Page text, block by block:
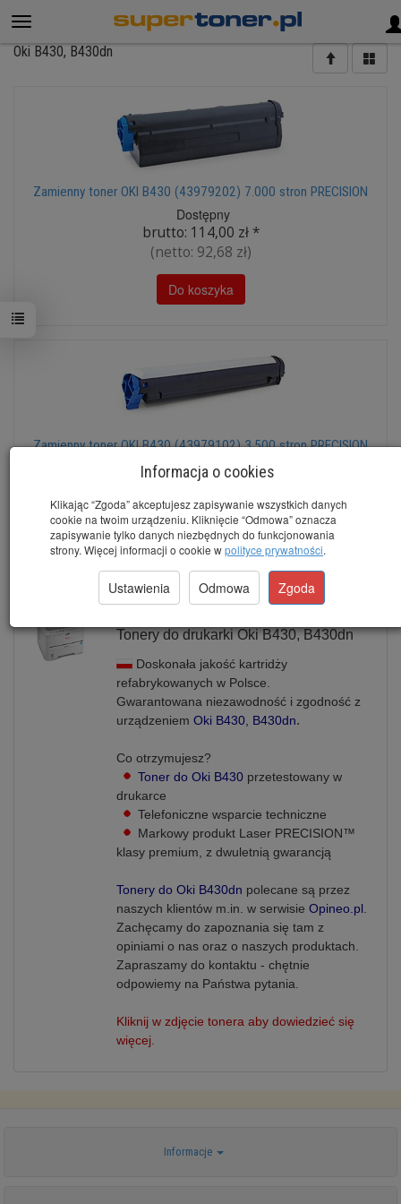
Oki B430, B430dn
Zamienny toner OKI B430 (43979202) 7.000 stron PRECISION
Dostępny
brutto: 114,00 zł*
(netto: 92,68 zł)
Do koszyka
Zamienny toner OKI B430 (43979102) 3.500 stron PRECISION
Dostępny
114,00 zł
(netto:92,68 zł)
Do koszyka
Tonery do drukarki Oki B430, B430dn
Doskonała jakość kartridży
refabrykowanych w Polsce.
Gwarantowana niezawodność i zgodność z
urządzeniem Oki B430, B430dn.
Co otrzymujesz?
Toner do Oki B430 przetestowany w
drukarce
Telefoniczne wsparcie techniczne
Markowy produkt Laser PRECISION™
klasy premium, z dwuletnią gwarancją
Tonery do Oki B430dn polecane są przez
naszych klientów m.in. w serwisie Opineo.pl
Zachęcamy do zapoznania się tam z
opiniami o nas oraz o naszych produktach.
Zapraszamy do kontaktu - chętnie
odpowiemy na Państwa pytania.
Kliknij w zdjęcie tonera aby dowiedzieć się
więcej.
Informacje
Informacja o cookies
Klikając “Zgoda” akceptujesz zapisywanie wszystkich danych
cookie na twoim urządzeniu. Kliknięcie “Odmowa” oznacza
zapisywanie tylko danych niezbędnych do funkcjonowania
strony. Więcej informacji o cookie wpolityce prywatności.
Ustawienia Odmowa Zgoda